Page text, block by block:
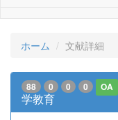
ホーム 文献詳細
88 0 0 0 OA
学教育